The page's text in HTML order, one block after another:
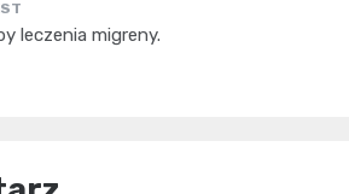
leczenia migreny.